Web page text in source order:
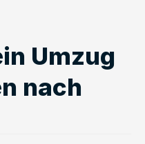
Umzug
nach